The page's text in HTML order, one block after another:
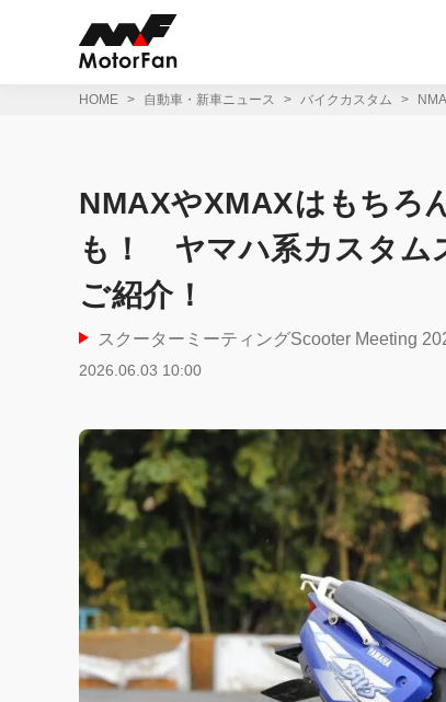
HOME 自動車・新車ニュース バイクカスタム
NMAXやXMAXはもちろ
も！ ヤマハ系カスタム
ご紹介！
スクーターミーティングScooter Meeting
2026.06.03 10:00